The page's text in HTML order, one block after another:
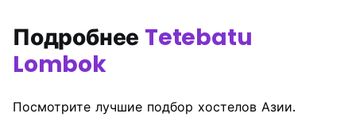
Подробнее Tetebatu
Lombok
Посмотрите лучшие подбор хостелов Азии.